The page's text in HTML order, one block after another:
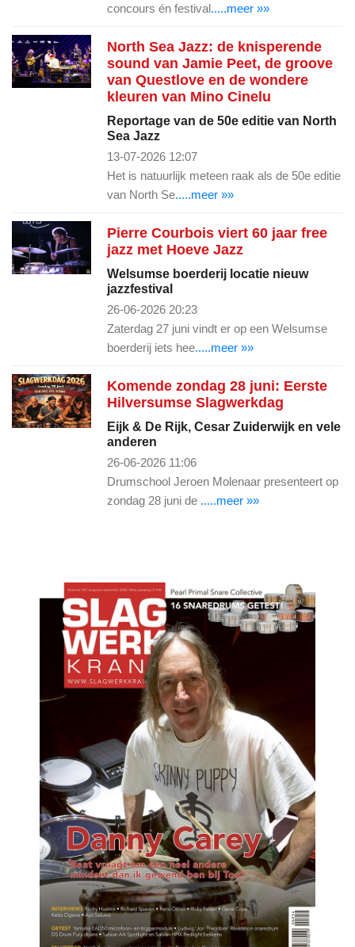
concours én festival.....meer »»
North Sea Jazz: de knisperende
sound van Jamie Peet, de groove
van Questlove en de wondere
kleuren van Mino Cinelu
Reportage van de 50e editie van North
Sea Jazz
13-07-2026 12:07
Het is natuurlijk meteen raak als de 50e editie
van North Se.....meer »»
Pierre Courbois viert 60 jaar free
jazz met Hoeve Jazz
Welsumse boerderij locatie nieuw
jazzfestival
26-06-2026 20:23
Zaterdag 27 juni vindt er op een Welsumse
boerderij iets hee.....meer »»
Komende zondag 28 juni: Eerste
Hilversumse Slagwerkdag
Eijk & De Rijk, Cesar Zuiderwijk en vele
anderen
26-06-2026 11:06
Drumschool Jeroen Molenaar presenteert op
zondag 28 juni de .....meer »»